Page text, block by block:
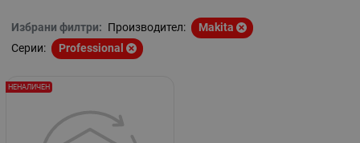
Избрани филтри: Производител:
Makita
Серии:
Professional
НЕНАЛИЧЕН